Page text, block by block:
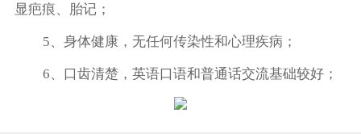
显疤痕、胎记；
5、身体健康，无任何传染性和心理疾病；
6、口齿清楚，英语口语和普通话交流基础较好；